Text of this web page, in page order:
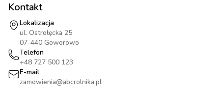
Kontakt
Lokalizacja
ul. Ostrołęcka 25
07-440 Goworowo
Telefon
+48 727 500 123
E-mail
zamowienia@abcrolnika.pl